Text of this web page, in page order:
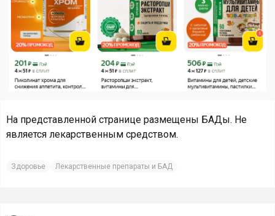
На представленной странице размещены БАДы. Не
является лекарственным средством.
Здоровье Лекарственные препараты и БАД